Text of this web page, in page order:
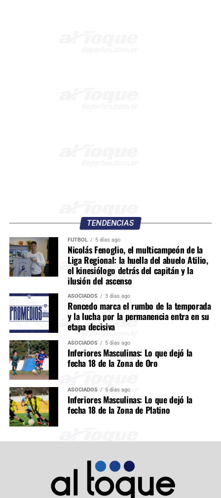
TENDENCIAS
FÚTBOL 5 días ago
Nicolás Fenoglio, el multicampeón de la
Liga Regional: la huella del abuelo Atilio,
el kinesiólogo detrás del capitán y la
ilusión del ascenso
ASOCIADOS 3 días ago
Roncedo marca el rumbo de la temporada
y la lucha por la permanencia entra en su
etapa decisiva
ASOCIADOS 5 días ago
Inferiores Masculinas: Lo que dejó la
fecha 18 de la Zona de Oro
ASOCIADOS 5 días ago
Inferiores Masculinas: Lo que dejó la
fecha 18 de la Zona de Platino